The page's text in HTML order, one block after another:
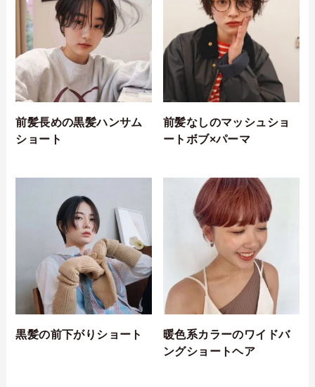
前髪長めの黒髪ハンサム
ショート
前髪なしのマッシュショ
ートボブ×パーマ
黒髪の前下がりショート
暖色系カラーのワイドバ
ングショートヘア